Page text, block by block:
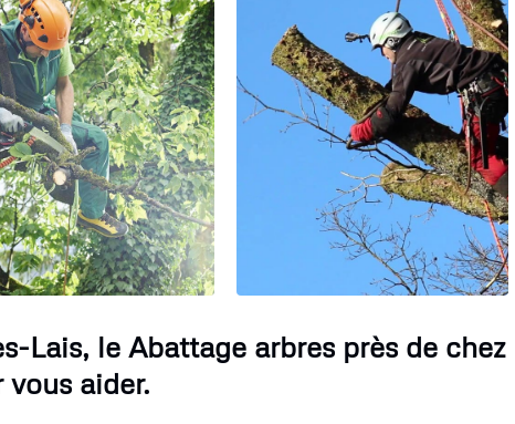
Lais, le Abattage arbres près de chez
aider.